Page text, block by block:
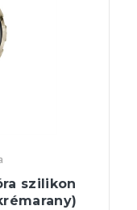
szilikon